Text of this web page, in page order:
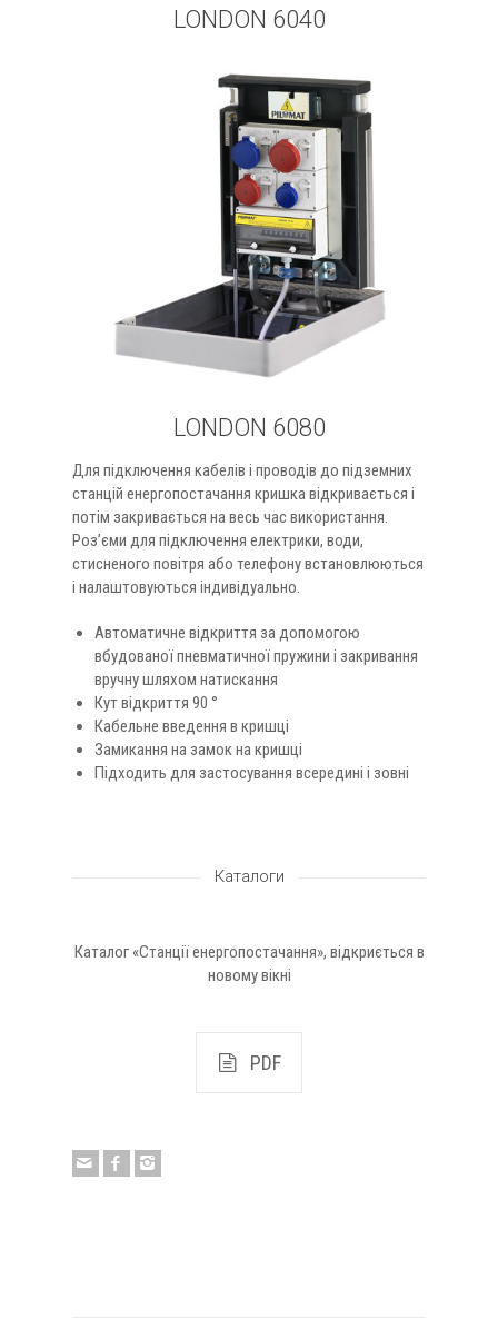
LONDON 6040
LONDON 6080
Для підключення кабелів і проводів до підземних
станцій енергопостачання кришка відкривається і
потім закривається на весь час використання.
Роз’єми для підключення електрики, води,
стисненого повітря або телефону встановлюються
і налаштовуються індивідуально.
Автоматичне відкриття за допомогою
вбудованої пневматичної пружини і закривання
вручну шляхом натискання
Кут відкриття 90 °
Кабельне введення в кришці
Замикання на замок на кришці
Підходить для застосування всередині і зовні
Каталоги
Каталог «Станції енергопостачання», відкриється в
новому вікні
PDF